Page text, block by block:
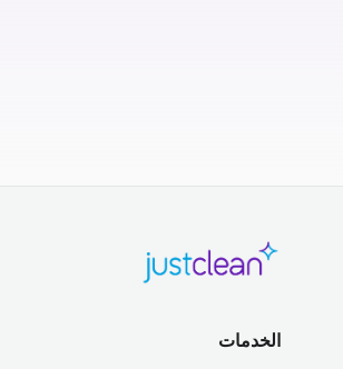
الخدمات